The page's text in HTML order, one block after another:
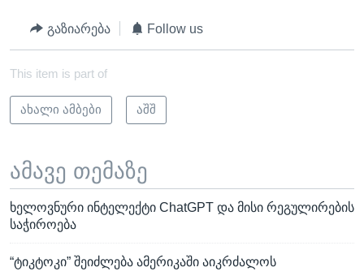
გაზიარება Follow us
This item is part of
ახალი ამბები აშშ
ამავე თემაზე
ხელოვნური ინტელექტი ChatGPT და მისი რეგულირების
საჭიროება
“ტიკტოკი” შეიძლება ამერიკაში აიკრძალოს